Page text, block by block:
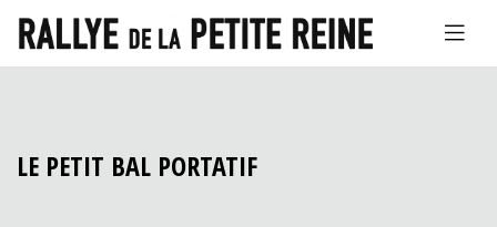
LE PETIT BAL PORTATIF